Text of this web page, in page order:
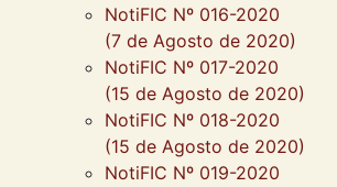
NotiFIC Nº 016-2020
(7 de Agosto de 2020)
NotiFIC Nº 017-2020
(15 de Agosto de 2020)
NotiFIC Nº 018-2020
(15 de Agosto de 2020)
NotiFIC Nº 019-2020